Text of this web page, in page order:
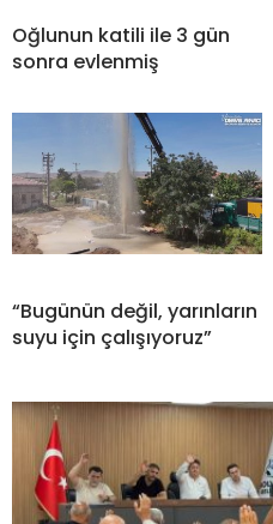
Oğlunun katili ile 3 gün
sonra evlenmiş
“Bugünün değil, yarınların
suyu için çalışıyoruz”